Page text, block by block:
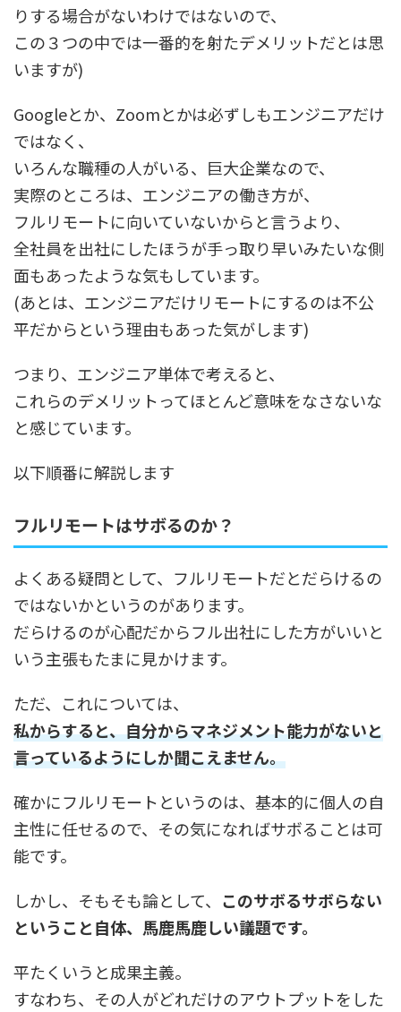
りする場合がないわけではないので、
この３つの中では一番的を射たデメリットだとは思
いますが)
Googleとか、Zoomとかは必ずしもエンジニアだけ
ではなく、
いろんな職種の人がいる、巨大企業なので、
実際のところは、エンジニアの働き方が、
フルリモートに向いていないからと言うより、
全社員を出社にしたほうが手っ取り早いみたいな側
面もあったような気もしています。
(あとは、エンジニアだけリモートにするのは不公
平だからという理由もあった気がします)
つまり、エンジニア単体で考えると、
これらのデメリットってほとんど意味をなさないな
と感じています。
以下順番に解説します
フルリモートはサボるのか？
よくある疑問として、フルリモートだとだらけるの
ではないかというのがあります。
だらけるのが心配だからフル出社にした方がいいと
いう主張もたまに見かけます。
ただ、これについては、
私からすると、自分からマネジメント能力がないと
言っているようにしか聞こえません。
確かにフルリモートというのは、基本的に個人の自
主性に任せるので、その気になればサボることは可
能です。
しかし、そもそも論として、 このサボるサボらない
ということ自体、馬鹿馬鹿しい議題です。
平たくいうと成果主義。
すなわち、その人がどれだけのアウトプットをした